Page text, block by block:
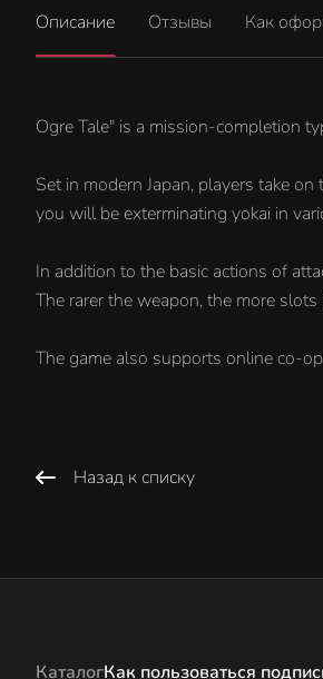
Описание Отзывы Как
Ogre Tale" is a mission-completion
Set in modern Japan, players take
you will be exterminating yokai in
In addition to the basic actions of
The rarer the weapon, the more
The game also supports online co-
Назад к списку
КаталогКак пользоваться